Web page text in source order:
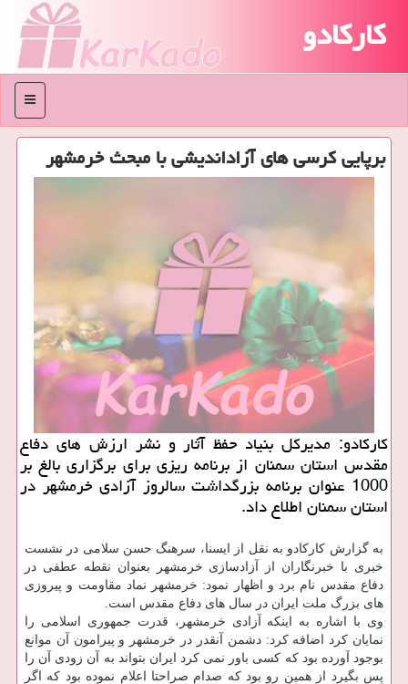
کارکادو
منو
برپایی كرسی های آزاداندیشی با مبحث خرمشهر
كاركادو: مدیركل بنیاد حفظ آثار و نشر ارزش های دفاع
مقدس استان سمنان از برنامه ریزی برای برگزاری بالغ بر
1000 عنوان برنامه بزرگداشت سالروز آزادی خرمشهر در
استان سمنان اطلاع داد.
به گزارش كاركادو به نقل از ایسنا، سرهنگ حسن سلامی در نشست
خبری با خبرنگاران از آزادسازی خرمشهر بعنوان نقطه عطفی در
دفاع مقدس نام برد و اظهار نمود: خرمشهر نماد مقاومت و پیروزی
های بزرگ ملت ایران در سال های دفاع مقدس است.
وی با اشاره به اینكه آزادی خرمشهر، قدرت جمهوری اسلامی را
نمایان كرد اضافه كرد: دشمن آنقدر در خرمشهر و پیرامون آن موانع
بوجود آورده بود كه كسی باور نمی كرد ایران بتواند به آن زودی آن را
پس بگیرد از همین رو بود كه صدام صراحتا اعلام نموده بود كه اگر